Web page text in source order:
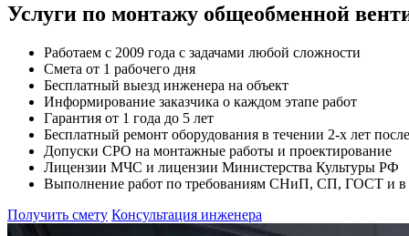
Услуги по монтажу общеобменной
Работаем с 2009 года с задачами любой сложности
Смета от 1 рабочего дня
Бесплатный выезд инженера на объект
Информирование заказчика о каждом этапе работ
Гарантия от 1 года до 5 лет
Бесплатный ремонт оборудования в течении 2-х лет
Допуски СРО на монтажные работы и проектирование
Лицензии МЧС и лицензии Министерства Культуры РФ
Выполнение работ по требованиям СНиП, СП, ГОСТ и в
Получить смету Консультация инженера